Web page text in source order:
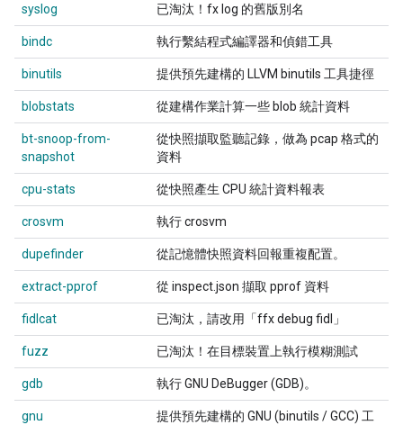
syslog 已淘汰！fx log 的舊版別名
bindc 執行繫結程式編譯器和偵錯工具
binutils 提供預先建構的 LLVM binutils 工具捷徑
blobstats 從建構作業計算一些 blob 統計資料
bt-snoop-from-
snapshot
從快照擷取監聽記錄，做為 pcap 格式的
資料
cpu-stats 從快照產生 CPU 統計資料報表
crosvm 執行 crosvm
dupefinder 從記憶體快照資料回報重複配置。
extract-pprof 從 inspect.json 擷取 pprof 資料
fidlcat 已淘汰，請改用「ffx debug fidl」
fuzz 已淘汰！在目標裝置上執行模糊測試
gdb 執行 GNU DeBugger (GDB)。
gnu
提供預先建構的 GNU (binutils / GCC) 工